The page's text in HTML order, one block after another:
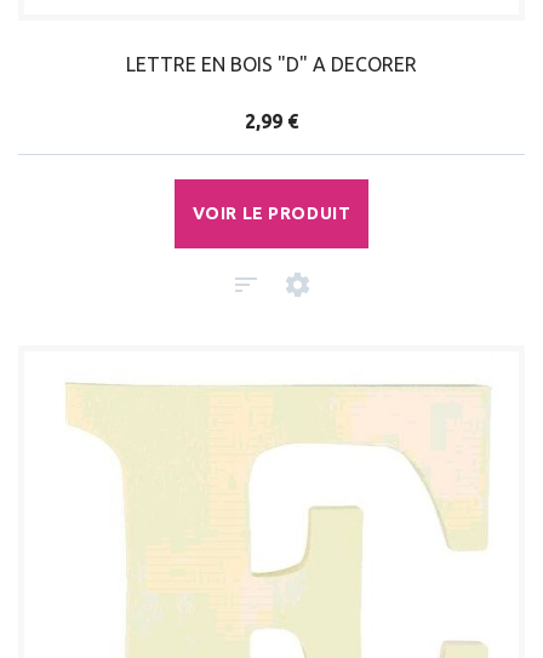
LETTRE EN BOIS "D" A DECORER
2,99 €
VOIR LE PRODUIT